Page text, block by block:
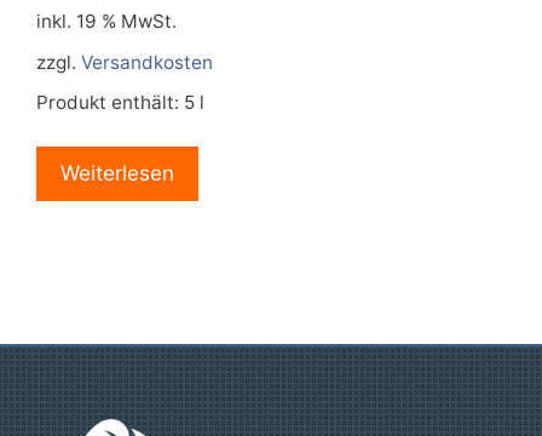
inkl. 19 % MwSt.
zzgl. Versandkosten
Produkt enthält: 5 l
Weiterlesen